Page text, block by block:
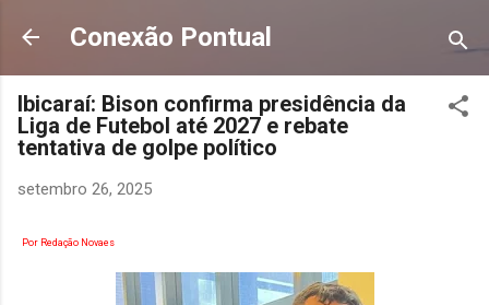
Pular para o conteúdo principal
Conexão Pontual
Ibicaraí: Bison confirma presidência da
Liga de Futebol até 2027 e rebate
tentativa de golpe político
setembro 26, 2025
Por Redação Novaes